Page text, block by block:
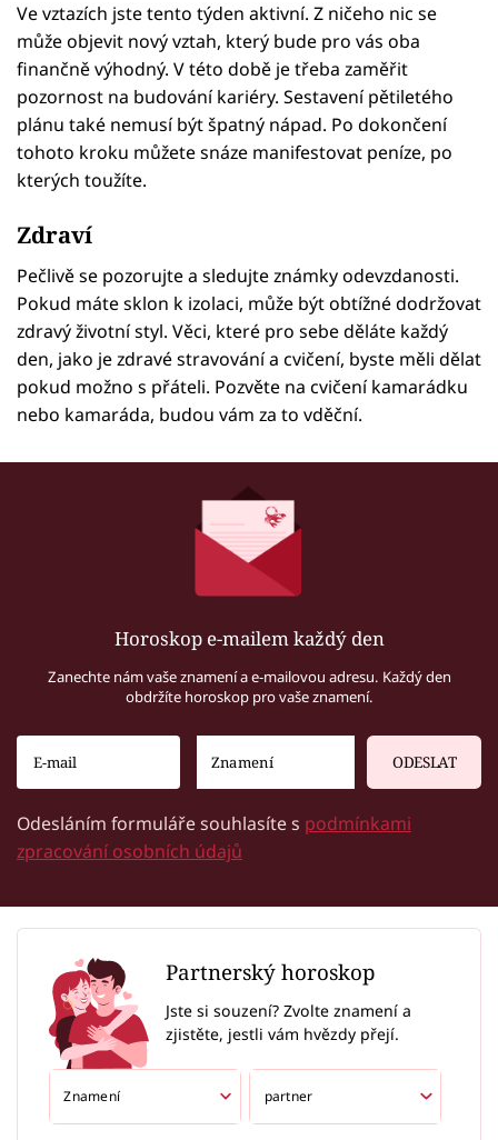
Ve vztazích jste tento týden aktivní. Z ničeho nic se
může objevit nový vztah, který bude pro vás oba
finančně výhodný. V této době je třeba zaměřit
pozornost na budování kariéry. Sestavení pětiletého
plánu také nemusí být špatný nápad. Po dokončení
tohoto kroku můžete snáze manifestovat peníze, po
kterých toužíte.
Zdraví
Pečlivě se pozorujte a sledujte známky odevzdanosti.
Pokud máte sklon k izolaci, může být obtížné dodržovat
zdravý životní styl. Věci, které pro sebe děláte každý
den, jako je zdravé stravování a cvičení, byste měli dělat
pokud možno s přáteli. Pozvěte na cvičení kamarádku
nebo kamaráda, budou vám za to vděční.
Horoskop e-mailem každý den
Zanechte nám vaše znamení a e-mailovou adresu. Každý den
obdržíte horoskop pro vaše znamení.
ODESLAT
Odesláním formuláře souhlasíte s podmínkami
zpracování osobních údajů
Partnerský horoskop
Jste si souzení? Zvolte znamení a
zjistěte, jestli vám hvězdy přejí.